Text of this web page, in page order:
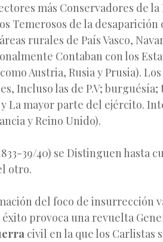
más Conservadores de
Temerosos de la desaparición
rurales de País Vasco,
Contaban con los
Austria, Rusia y Prusia).
Incluso las de P.V; burguésía;
La mayor parte del ejército.
y Reino Unido).
39/40) se Distinguen hasta
otro.
del foco de insurrección
provoca una revuelta
civil en la que los Carlistas